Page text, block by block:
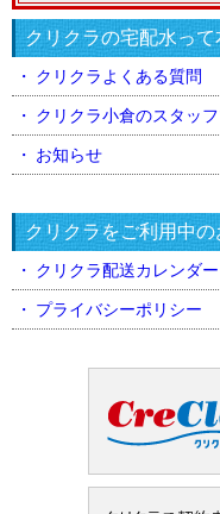
クリクラの宅配水って
クリクラよくある質問
クリクラ小倉のスタッ
お知らせ
クリクラをご利用中の
クリクラ配送カレンダー
プライバシーポリシー